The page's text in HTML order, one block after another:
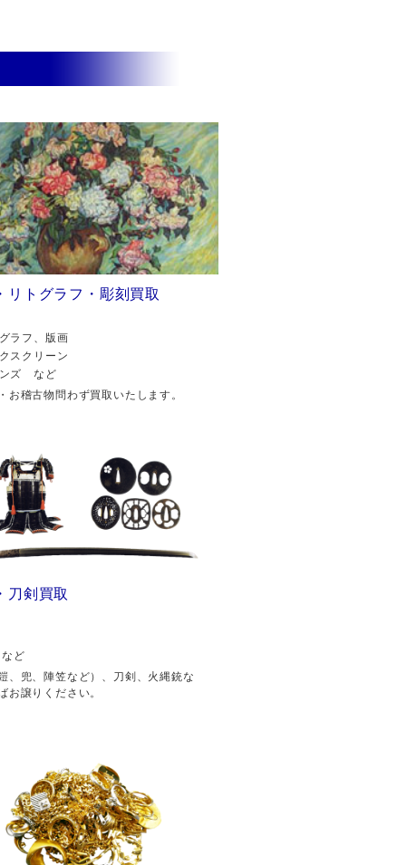
リトグラフ・彫刻買取
ラフ、版画
スクリーン
ズ など
お稽古物問わず買取いたします。
刀剣買取
ど
、兜、陣笠など）、刀剣、火縄銃な
お譲りください。